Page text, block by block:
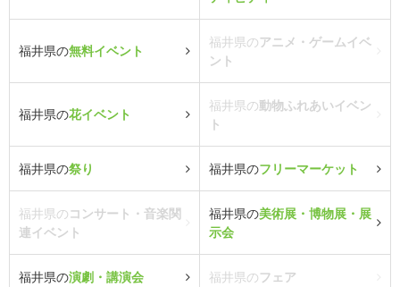
福井県の無料イベント
福井県のアニメ・ゲームイベ
ント
福井県の花イベント
福井県の動物ふれあいイベン
ト
福井県の祭り 福井県のフリーマーケット
福井県のコンサート・音楽関
連イベント
福井県の美術展・博物展・展
示会
福井県の演劇・講演会 福井県のフェア